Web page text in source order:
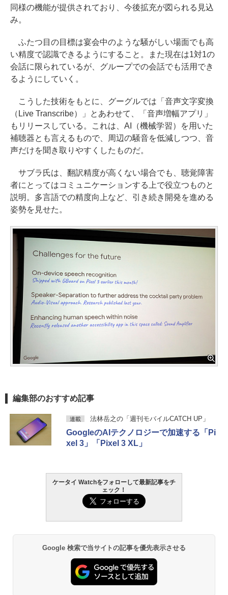
同様の機能が提供されており、今後拡充が図られる見込
み。
ふたつ目の目標は宴会中のような騒がしい場面でも高
い精度で認識できるようにすること。また現在は1対1の
会話に限られているが、グループでの会話でも活用でき
るようにしていく。
こうした技術をもとに、グーグルでは「音声文字変換
（Live Transcribe）」とあわせて、「音声増幅アプリ」
もリリースしている。これは、AI（機械学習）を用いた
補聴器とも言えるもので、周辺の騒音を低減しつつ、音
声だけを聞き取りやすくしたものだ。
サブラ氏は、翻訳精度が高くない場合でも、聴覚障害
者にとってはコミュニケーションする上で役立つものと
説明。多言語での精度向上など、引き続き開発を進める
姿勢を見せた。
編集部のおすすめ記事
連載 法林岳之の「週刊モバイルCATCH UP」
GoogleのAIテクノロジーで加速する「Pi
xel 3」「Pixel 3 XL」
ケータイ Watchをフォローして最新記事をチ
ェック！
Google 検索で当サイトの記事を優先表示させる